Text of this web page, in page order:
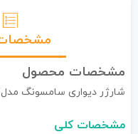
مشخصات محصول
شارژر دیواری سامسونگ مدل EP-TA20EBE
مشخصات کلی